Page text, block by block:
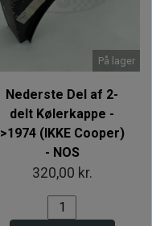
På lager
Nederste Del af 2-
delt Kølerkappe -
>1974 (IKKE Cooper)
- NOS
320,00 kr.